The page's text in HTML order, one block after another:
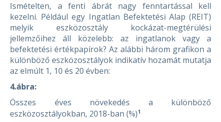
Ismételten, a fenti ábrát nagy fenntartással kell
kezelni. Például egy Ingatlan Befektetési Alap (REIT)
melyik eszközosztály kockázat-megtérülési
jellemzőihez áll közelebb: az ingatlanok vagy a
befektetési értékpapírok? Az alábbi három grafikon a
különböző eszközosztályok indikatív hozamát mutatja
az elmúlt 1, 10 és 20 évben:
4.ábra:
Összes éves növekedés a különböző
eszközosztályokban, 2018-ban (%)1